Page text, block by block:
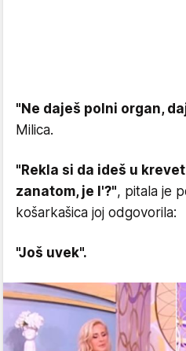
"Ne daješ polni organ,
Milica.
"Rekla si da ideš u
zanatom, je l'?", pitala je
košarkašica joj odgovorila:
"Još uvek".